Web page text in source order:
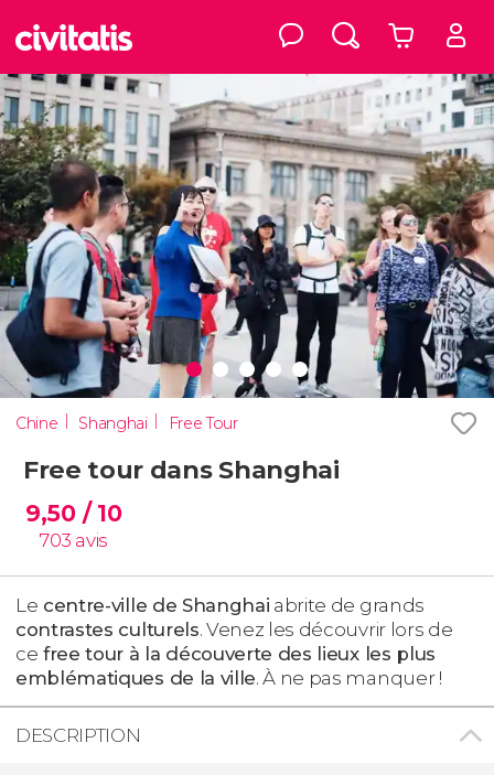
Chine Shanghai Free Tour
Free tour dans Shanghai
9,50 / 10
703 avis
Le centre-ville de Shanghai abrite de grands
contrastes culturels. Venez les découvrir lors de
ce free tour à la découverte des lieux les plus
emblématiques de la ville. À ne pas manquer !
DESCRIPTION